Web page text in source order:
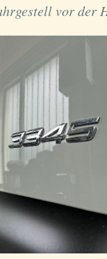
vor der